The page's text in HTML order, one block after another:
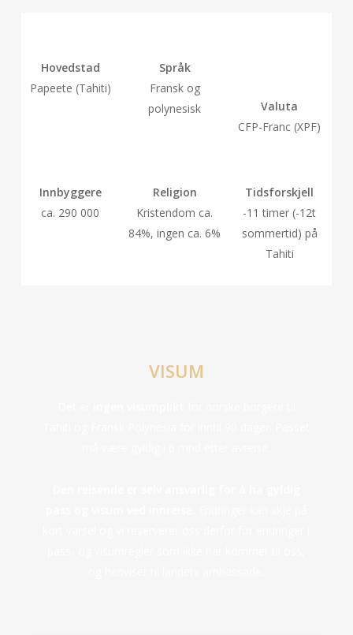
Hovedstad
Papeete (Tahiti)
Språk
Fransk og
polynesisk
Valuta
CFP-Franc (XPF)
Innbyggere
ca. 290 000
Religion
Kristendom ca.
84%, ingen ca. 6%
Tidsforskjell
-11 timer (-12t
sommertid) på
Tahiti
VISUM